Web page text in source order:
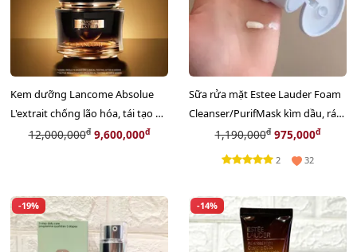
Kem dưỡng Lancome Absolue
L'extrait chống lão hóa, tái tạo da
siêu cao cấp - 50ml (Tester)
12,000,000đ9,600,000đ
Sữa rửa mặt Estee Lauder Foam
Cleanser/PurifMask kìm dầu, ráo
mịn, 150ml
1,190,000đ975,000đ
2 32
-19% -14%